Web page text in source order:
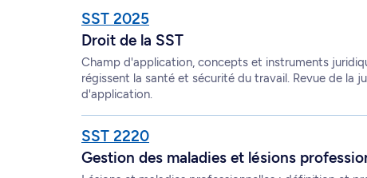
SST 2025
Droit de la SST
Champ d'application, concepts et instruments
régissent la santé et sécurité du travail. Revue de la
d'application.
SST 2220
Gestion des maladies et lésions